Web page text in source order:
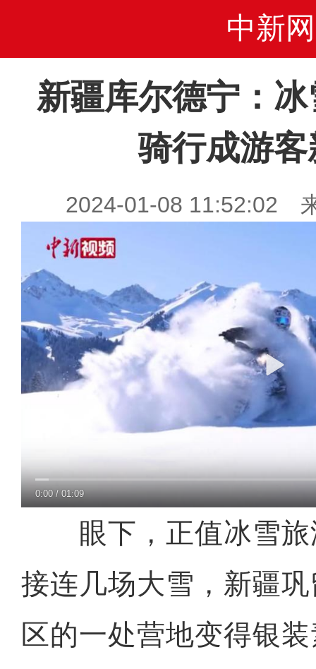
中新网
新疆库尔德宁：
骑行成游
2024-01-08 11:52:02
0:00/01:09
眼下，正值冰雪旅
接连几场大雪，新疆
区的一处营地变得银